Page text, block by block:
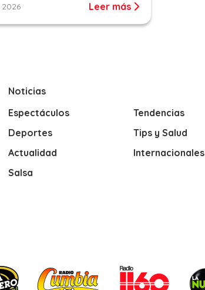
Leer más
Noticias
Espectáculos
Deportes
Actualidad
Salsa
Tendencias
Tips y Salud
Internacionales